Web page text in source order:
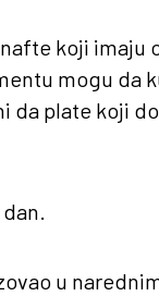
koji imaju
mogu da
da plate koji
u